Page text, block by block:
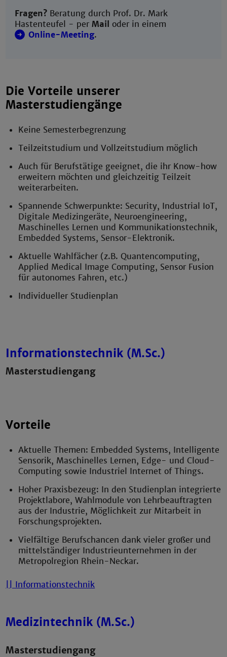
Fragen? Beratung durch Prof. Dr. Mark
Hastenteufel - perMail oder in einem
Online-Meeting.
Die Vorteile unserer
Masterstudiengänge
Keine Semesterbegrenzung
Teilzeitstudium und Vollzeitstudium möglich
Auch für Berufstätige geeignet, die ihr Know-how
erweitern möchten und gleichzeitig Teilzeit
weiterarbeiten.
Spannende Schwerpunkte: Security, Industrial IoT,
Digitale Medizingeräte, Neuroengineering,
Maschinelles Lernen und Kommunikationstechnik,
Embedded Systems, Sensor-Elektronik.
Aktuelle Wahlfächer (z.B. Quantencomputing,
Applied Medical Image Computing, Sensor Fusion
für autonomes Fahren, etc.)
Individueller Studienplan
Informationstechnik (M.Sc.)
Masterstudiengang
Vorteile
Aktuelle Themen: Embedded Systems, Intelligente
Sensorik, Maschinelles Lernen, Edge- und Cloud-
Computing sowie Industriel Internet of Things.
Hoher Praxisbezeug: In den Studienplan integrierte
Projektlabore, Wahlmodule von Lehrbeauftragten
aus der Industrie, Möglichkeit zur Mitarbeit in
Forschungsprojekten.
Vielfältige Berufschancen dank vieler großer und
mittelständiger Industrieunternehmen in der
Metropolregion Rhein-Neckar.
|| Informationstechnik
Medizintechnik (M.Sc.)
Masterstudiengang